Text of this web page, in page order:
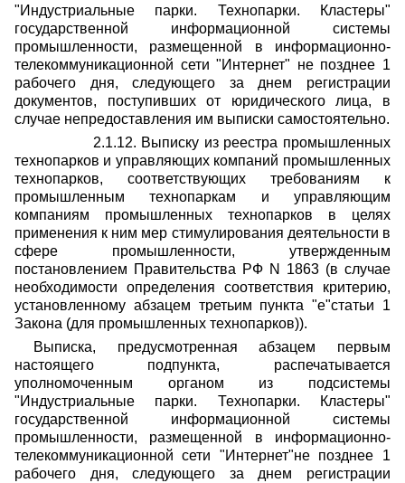
"Индустриальные парки. Технопарки. Кластеры"
государственной информационной системы
промышленности, размещенной в информационно-
телекоммуникационной сети "Интернет" не позднее 1
рабочего дня, следующего за днем регистрации
документов, поступивших от юридического лица, в
случае непредоставления им выписки самостоятельно.
2.1.12. Выписку из реестра промышленных
технопарков и управляющих компаний промышленных
технопарков, соответствующих требованиям к
промышленным технопаркам и управляющим
компаниям промышленных технопарков в целях
применения к ним мер стимулирования деятельности в
сфере промышленности, утвержденным
постановлением Правительства РФ N 1863 (в случае
необходимости определения соответствия критерию,
установленному абзацем третьим пункта "е"статьи 1
Закона (для промышленных технопарков)).
Выписка, предусмотренная абзацем первым
настоящего подпункта, распечатывается
уполномоченным органом из подсистемы
"Индустриальные парки. Технопарки. Кластеры"
государственной информационной системы
промышленности, размещенной в информационно-
телекоммуникационной сети "Интернет"не позднее 1
рабочего дня, следующего за днем регистрации